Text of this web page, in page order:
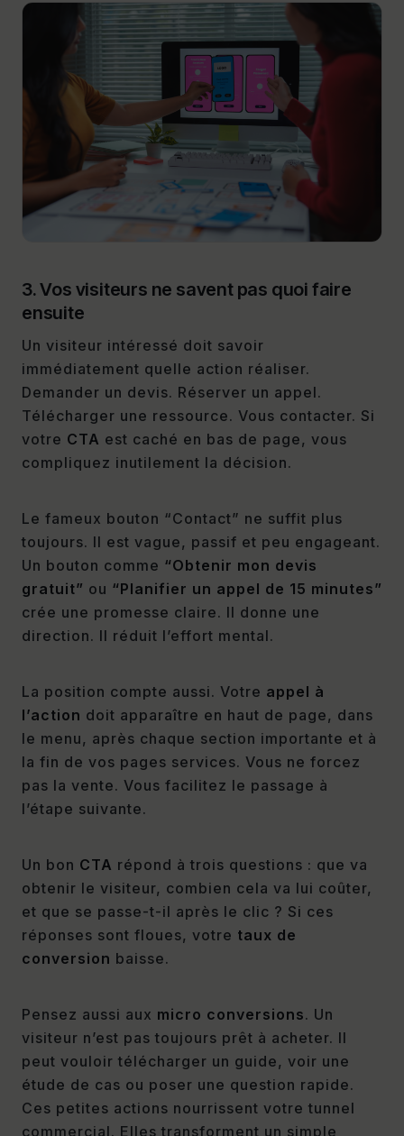
3. Vos visiteurs ne savent pas quoi faire
ensuite
Un visiteur intéressé doit savoir
immédiatement quelle action réaliser.
Demander un devis. Réserver un appel.
Télécharger une ressource. Vous contacter. Si
votre CTA est caché en bas de page, vous
compliquez inutilement la décision.
Le fameux bouton “Contact” ne suffit plus
toujours. Il est vague, passif et peu engageant.
Un bouton comme “Obtenir mon devis
gratuit” ou “Planifier un appel de 15 minutes”
crée une promesse claire. Il donne une
direction. Il réduit l’effort mental.
La position compte aussi. Votre appel à
l’action doit apparaître en haut de page, dans
le menu, après chaque section importante et à
la fin de vos pages services. Vous ne forcez
pas la vente. Vous facilitez le passage à
l’étape suivante.
Un bon CTA répond à trois questions : que va
obtenir le visiteur, combien cela va lui coûter,
et que se passe-t-il après le clic ? Si ces
réponses sont floues, votre taux de
conversion baisse.
Pensez aussi aux micro conversions. Un
visiteur n’est pas toujours prêt à acheter. Il
peut vouloir télécharger un guide, voir une
étude de cas ou poser une question rapide.
Ces petites actions nourrissent votre tunnel
commercial. Elles transforment un simple